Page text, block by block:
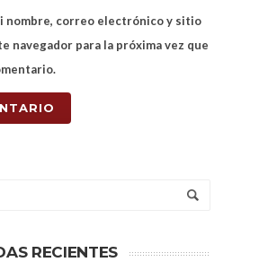
nombre, correo electrónico y sitio
navegador para la próxima vez que
RECIENTES